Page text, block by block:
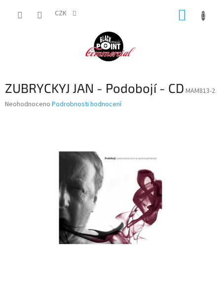
CZK
ZUBRYCKYJ JAN - Podobojí - CD MAM813-2
Průměrné
Neohodnoceno Podrobnosti hodnocení